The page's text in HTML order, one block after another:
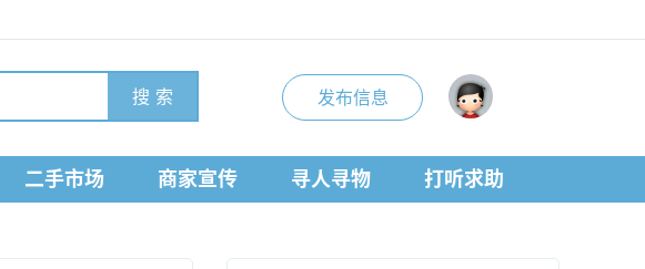
搜 索 发布信息
二手市场 商家宣传 寻人寻物 打听求助